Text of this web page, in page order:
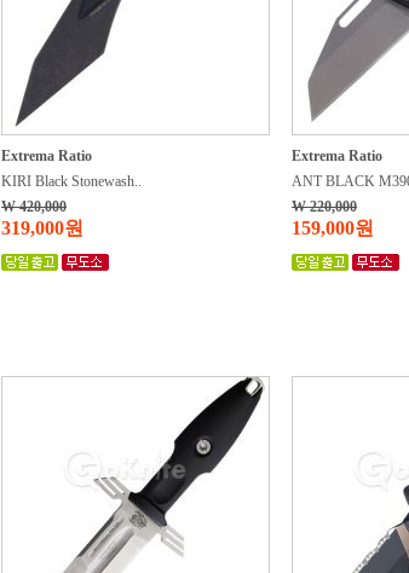
Extrema Ratio
KIRI Black Stonewash..
W 420,000
319,000원
Extrema Ratio
ANT BLACK
W 220,000
159,000원